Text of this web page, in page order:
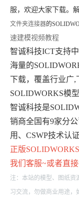
服，欢迎大家下载。
文件夹连接器的
速建模视频教程
智诚科技ICT支持
海量的
下载，覆盖行业广,
SOLIDWORKS模型
智诚科技是
销商全国有9家分
用、CSWP技术认
正版SOLIDWORKS
我们客服~或者直接
注：本站的模型、图纸资
习交流，勿做商业用途，